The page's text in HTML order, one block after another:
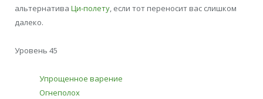
альтернатива Ци-полету, если тот переносит вас слишком
далеко.
Уровень 45
Упрощенное варение
Огнеполох